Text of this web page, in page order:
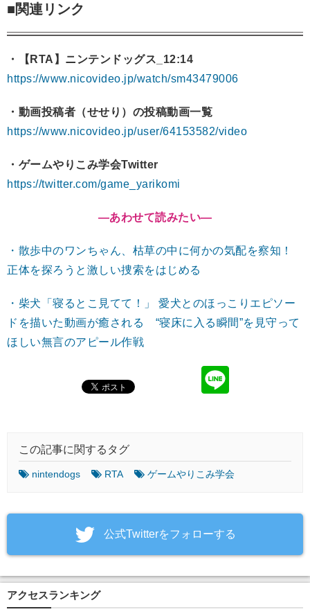
■関連リンク
・【RTA】ニンテンドッグス_12:14
https://www.nicovideo.jp/watch/sm43479006
・動画投稿者（せせり）の投稿動画一覧
https://www.nicovideo.jp/user/64153582/video
・ゲームやりこみ学会Twitter
https://twitter.com/game_yarikomi
―あわせて読みたい―
・散歩中のワンちゃん、枯草の中に何かの気配を察知！
正体を探ろうと激しい捜索をはじめる
・柴犬「寝るとこ見てて！」 愛犬とのほっこりエピソー
ドを描いた動画が癒される “寝床に入る瞬間”を見守って
ほしい無言のアピール作戦
この記事に関するタグ
nintendogs RTA ゲームやりこみ学会
‎公式Twitterをフォローする
アクセスランキング